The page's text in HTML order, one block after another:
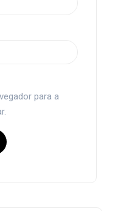
para a